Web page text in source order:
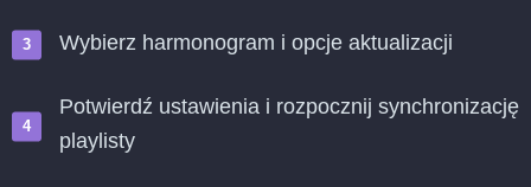
Wybierz harmonogram i opcje aktualizacji
Potwierdź ustawienia i rozpocznij synchronizację
playlisty